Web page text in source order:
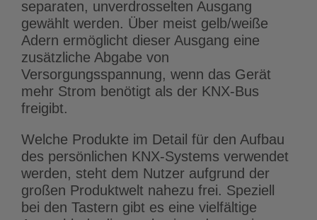
separaten, unverdrosselten Ausgang
gewählt werden. Über meist gelb/weiße
Adern ermöglicht dieser Ausgang eine
zusätzliche Abgabe von
Versorgungsspannung, wenn das Gerät
mehr Strom benötigt als der KNX-Bus
freigibt.
Welche Produkte im Detail für den Aufbau
des persönlichen KNX-Systems verwendet
werden, steht dem Nutzer aufgrund der
großen Produktwelt nahezu frei. Speziell
bei den Tastern gibt es eine vielfältige